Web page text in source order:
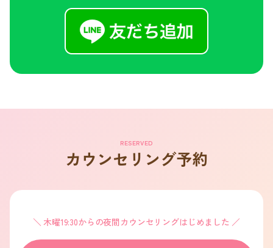
RESERVED
カウンセリング予約
木曜19:30からの夜間カウンセリングはじめました